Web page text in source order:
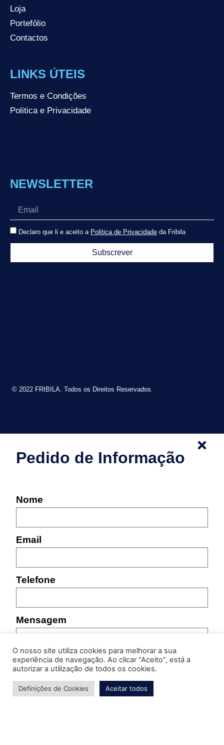
Loja
Portefólio
Contactos
LINKS ÚTEIS
Termos e Condições
Politica e Privacidade
NEWSLETTER
Declaro que li e aceito a Politica de Privacidade da Fribila
Subscrever
© 2022 FRIBILA. Todos os Direitos Reservados.
O nosso site utiliza cookies para melhorar a sua
experiência de navegação. Ao clicar “Aceito”, está a
autorizar a utilização de todos os cookies.
Definições de Cookies Aceitar todos
Pedido de Informação
Nome
Email
Telefone
Mensagem
Por favor, indique as características do produto sobre